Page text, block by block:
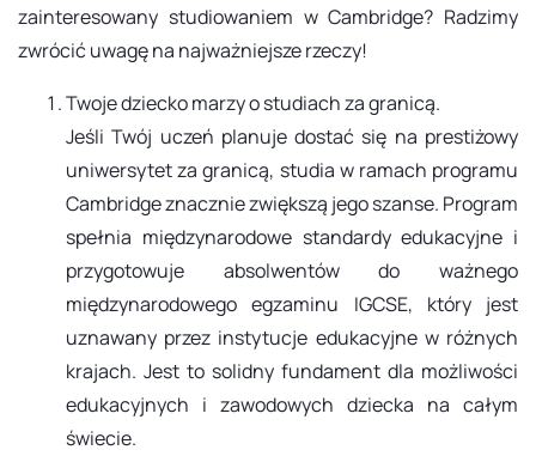
zainteresowany studiowaniem w Cambridge? Radzimy
zwrócić uwagę na najważniejsze rzeczy!
Twoje dziecko marzy o studiach za granicą.
Jeśli Twój uczeń planuje dostać się na prestiżowy
uniwersytet za granicą, studia w ramach programu
Cambridge znacznie zwiększą jego szanse. Program
spełnia międzynarodowe standardy edukacyjne i
przygotowuje absolwentów do ważnego
międzynarodowego egzaminu IGCSE, który jest
uznawany przez instytucje edukacyjne w różnych
krajach. Jest to solidny fundament dla możliwości
edukacyjnych i zawodowych dziecka na całym
świecie.